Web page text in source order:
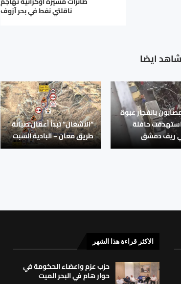
ناقلتي نفط في بحر آزوف
شاهد ايضا
“الأشغال” تبدأ أعمال صيانة
طريق معان – البادية السبت
بانفجار عبوة
حافلة
ريف دمشق
الاكثر قراءة هذا الشهر
حزب عزم واعضاء الحكومة في
حوار هام في البحر الميت